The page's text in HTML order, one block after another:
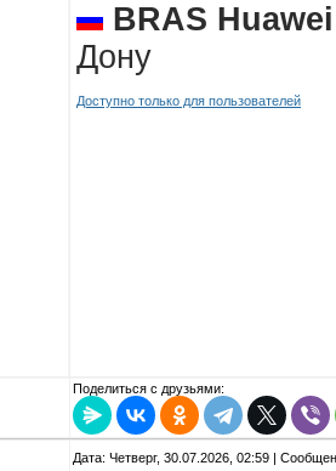
BRAS
Дону
Доступно только для пользователей
Поделиться с друзьями:
Дата: Четверг, 30.07.2026, 02:59 |